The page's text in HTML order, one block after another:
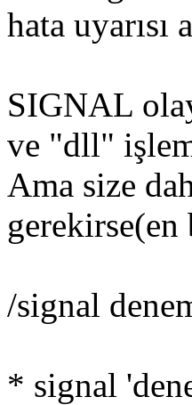
hata uyarısı
SIGNAL
ve "dll"
Ama size
gerekirse(en
/signal
* signal